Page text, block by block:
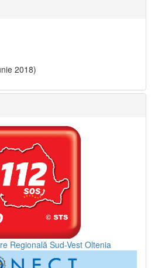
2018)
Regională Sud-Vest Oltenia